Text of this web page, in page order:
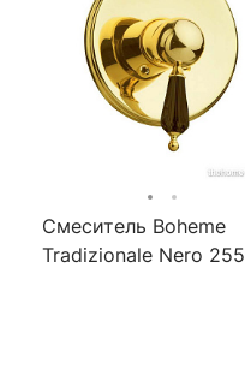
Смеситель Boheme
Tradizionale Nero 255